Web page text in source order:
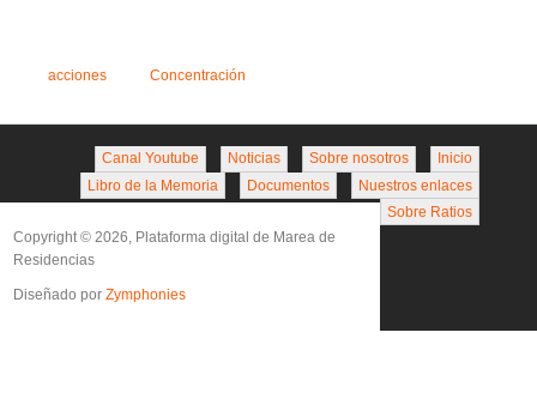
acciones Concentración
Inicio
Sobre nosotros
Noticias
Canal Youtube
Nuestros enlaces
Documentos
Libro de la Memoria
Sobre Ratios
Copyright © 2026, Plataforma digital de Marea de
Residencias
Diseñado porZymphonies